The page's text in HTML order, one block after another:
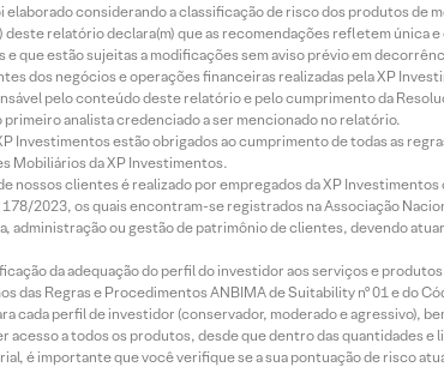
elaborado considerando a classificação de risco dos produtos de
deste relatório declara(m) que as recomendações refletem única
e que estão sujeitas a modificações sem aviso prévio em
dos negócios e operações financeiras realizadas pela XP
pelo conteúdo deste relatório e pelo cumprimento da
primeiro analista credenciado a ser mencionado no relatório.
Investimentos estão obrigados ao cumprimento de todas as
Mobiliários da XP Investimentos.
nossos clientes é realizado por empregados da XP
178/2023, os quais encontram-se registrados na Associação
administração ou gestão de patrimônio de clientes, devendo
da adequação do perfil do investidor aos serviços e
das Regras e Procedimentos ANBIMA de Suitability nº 01 e do
cada perfil de investidor (conservador, moderado e agressivo),
acesso a todos os produtos, desde que dentro das quantidades
é importante que você verifique se a sua pontuação de risco